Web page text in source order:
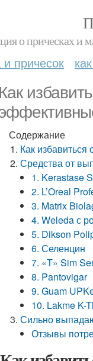
о прическах и
причесок
Как
Содержание
Как
Средства от
1. Kerastase
2. L’Oreal
3. Matrix
4. Weleda с
5. Dikson
6. Селенцин
7. «T» Sim
8. Pantovigar
9. Guam
10. Lakme K-
Сильно
Отзывы